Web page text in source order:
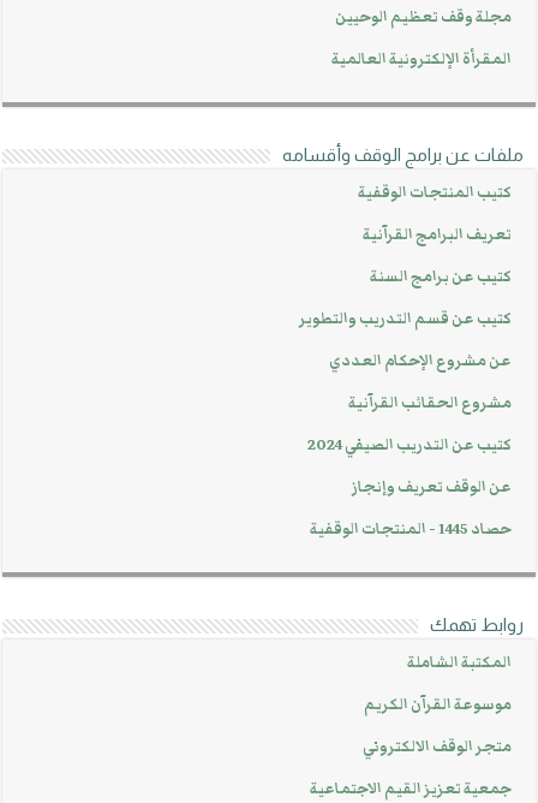
مجلة وقف تعظيم الوحيين
المقرأة الإلكترونية العالمية
ملفات عن برامج الوقف وأقسامه
كتيب المنتجات الوقفية
تعريف البرامج القرآنية
كتيب عن برامج السنة
كتيب عن قسم التدريب والتطوير
عن مشروع الإحكام العددي
مشروع الحقائب القرآنية
كتيب عن التدريب الصيفي 2024
عن الوقف تعريف وإنجاز
حصاد 1445 - المنتجات الوقفية
روابط تهمك
المكتبة الشاملة
موسوعة القرآن الكريم
متجر الوقف الالكتروني
جمعية تعزيز القيم الاجتماعية